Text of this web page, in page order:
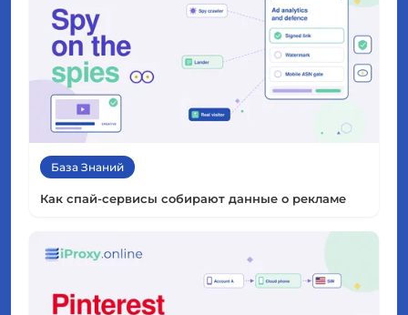
База Знаний
Как спай-сервисы собирают данные о рекламе